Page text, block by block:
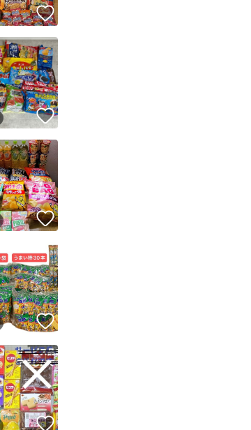
いいね！
いいね！
いいね！
いいね！